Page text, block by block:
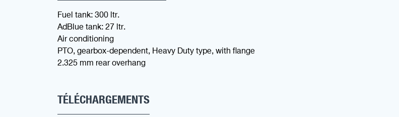
Fuel tank: 300 ltr.
AdBlue tank: 27 ltr.
Air conditioning
PTO, gearbox-dependent, Heavy Duty type, with flange
2.325 mm rear overhang
TÉLÉCHARGEMENTS